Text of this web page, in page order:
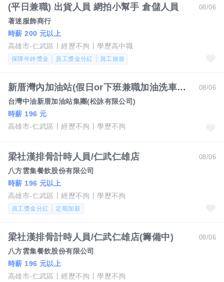
08/06
(平日兼職) 出貨人員 網拍小幫手 倉儲人員
著迷服飾商行
時薪 200 元以上
高雄市-仁武區
經歷不拘 學歷高中職
保障年終獎金 員工獎金分紅 員工旅遊
08/06
新厝灣內加油站(假日or下班兼職加油洗車中班)
台灣中油新厝加油站集團(松詠有限公司)
時薪 196 元
高雄市-仁武區
經歷不拘 學歷不拘
08/06
梁社漢排骨計時人員/仁武仁雄店
八方雲集餐飲股份有限公司
時薪 196 元以上
高雄市-仁武區
經歷不拘 學歷不拘
員工獎金分紅 定期加薪
08/06
梁社漢排骨計時人員/仁武仁雄店(籌備中)
八方雲集餐飲股份有限公司
時薪 196 元以上
高雄市-仁武區
經歷不拘 學歷不拘